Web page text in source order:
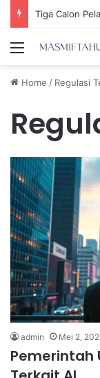
Menu
Home / Regulasi
admin Mei 2,
Pemerintah